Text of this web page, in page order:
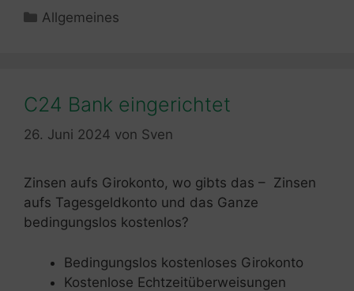
Kategorien
Allgemeines
C24 Bank eingerichtet
26. Juni 2024 von Sven
Zinsen aufs Girokonto, wo gibts das – Zinsen
aufs Tagesgeldkonto und das Ganze
bedingungslos kostenlos?
Bedingungslos kostenloses Girokonto
Kostenlose Echtzeitüberweisungen